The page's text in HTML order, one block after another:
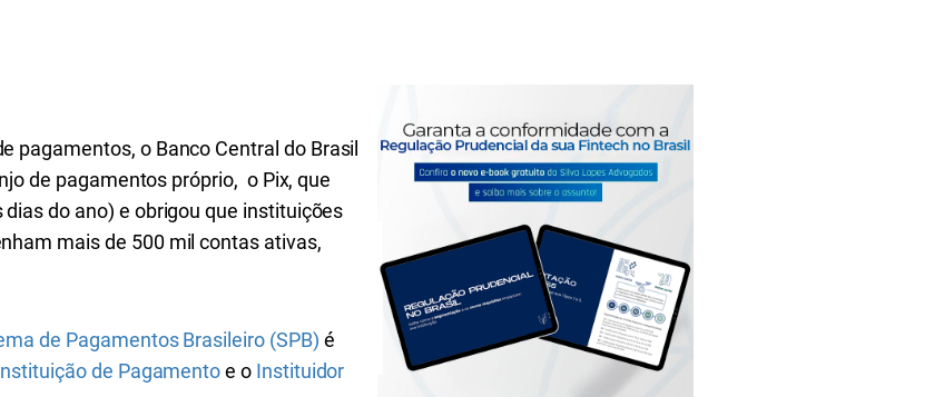
pagamentos, o Banco Central do Brasil
de pagamentos próprio, o Pix, que
do ano) e obrigou que instituições
mais de 500 mil contas ativas,
de Pagamentos Brasileiro (SPB) é
de Pagamentoe o Instituidor